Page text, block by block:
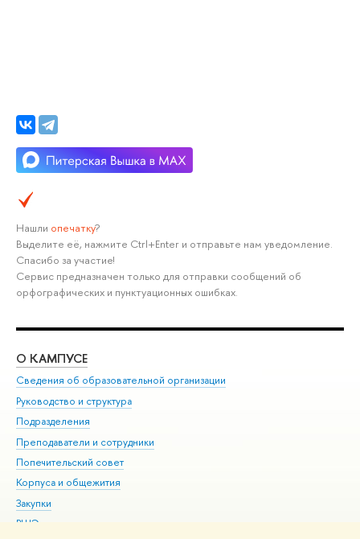
Нашли опечатку?
Выделите её, нажмите Ctrl+Enter и отправьте нам уведомление.
Спасибо за участие!
Сервис предназначен только для отправки сообщений об
орфографических и пунктуационных ошибках.
О КАМПУСЕ
Сведения об образовательной организации
Руководство и структура
Подразделения
Преподаватели и сотрудники
Попечительский совет
Корпуса и общежития
Закупки
ВШЭ для студентов с ограниченными возможностями